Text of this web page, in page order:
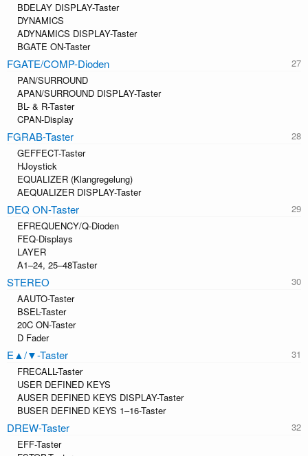
BDELAY DISPLAY-Taster
DYNAMICS
ADYNAMICS DISPLAY-Taster
BGATE ON-Taster
FGATE/COMP-Dioden
PAN/SURROUND
APAN/SURROUND DISPLAY-Taster
BL- & R-Taster
CPAN-Display
FGRAB-Taster
GEFFECT-Taster
HJoystick
EQUALIZER (Klangregelung)
AEQUALIZER DISPLAY-Taster
DEQ ON-Taster
EFREQUENCY/Q-Dioden
FEQ-Displays
LAYER
A1–24, 25–48Taster
STEREO
AAUTO-Taster
BSEL-Taster
20C ON-Taster
D Fader
E▲/▼-Taster
FRECALL-Taster
USER DEFINED KEYS
AUSER DEFINED KEYS DISPLAY-Taster
BUSER DEFINED KEYS 1–16-Taster
DREW-Taster
EFF-Taster